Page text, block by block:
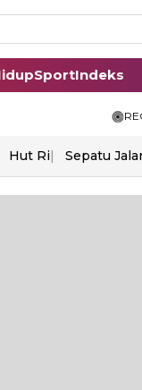
SportIndeks
Hut Ri Sepatu